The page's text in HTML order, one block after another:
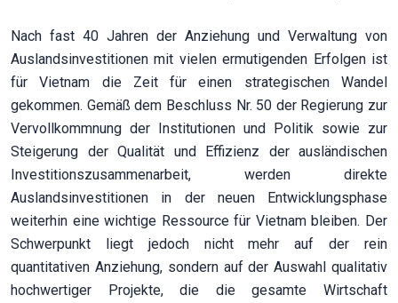
Nach fast 40 Jahren der Anziehung und Verwaltung von
Auslandsinvestitionen mit vielen ermutigenden Erfolgen ist
für Vietnam die Zeit für einen strategischen Wandel
gekommen. Gemäß dem Beschluss Nr. 50 der Regierung zur
Vervollkommnung der Institutionen und Politik sowie zur
Steigerung der Qualität und Effizienz der ausländischen
Investitionszusammenarbeit, werden direkte
Auslandsinvestitionen in der neuen Entwicklungsphase
weiterhin eine wichtige Ressource für Vietnam bleiben. Der
Schwerpunkt liegt jedoch nicht mehr auf der rein
quantitativen Anziehung, sondern auf der Auswahl qualitativ
hochwertiger Projekte, die die gesamte Wirtschaft